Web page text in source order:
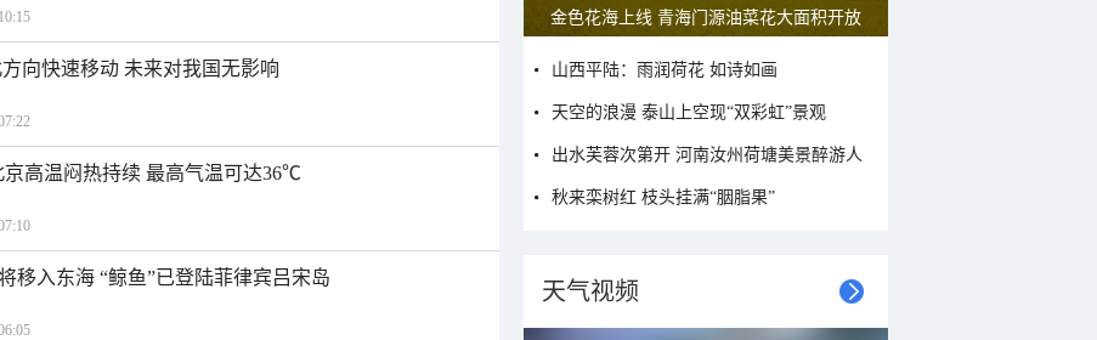
向快速移动 未来对我国无影响
京高温闷热持续 最高气温可达36℃
移入东海 “鲸鱼”已登陆菲律宾吕宋岛
呼伦贝尔草原 藏着最治愈的蓝天白云
山西平陆：雨润荷花 如诗如画
天空的浪漫 泰山上空现“双彩虹”景观
出水芙蓉次第开 河南汝州荷塘美景醉游人
秋来栾树红 枝头挂满“胭脂果”
天气视频